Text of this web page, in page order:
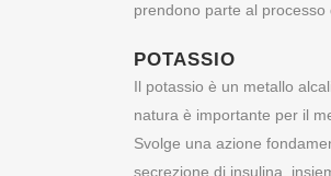
prendono parte al processo
POTASSIO
Il potassio è un metallo
natura è importante per il
Svolge una azione
secrezione di insulina,